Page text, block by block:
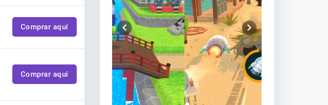
Comprar aquí
Comprar aquí